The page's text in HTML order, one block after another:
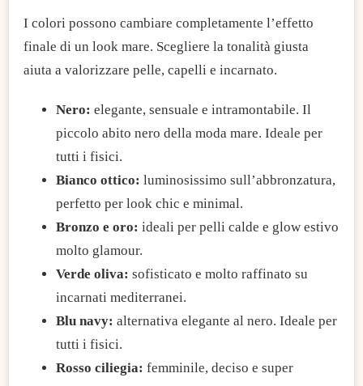
I colori possono cambiare completamente l’effetto
finale di un look mare. Scegliere la tonalità giusta
aiuta a valorizzare pelle, capelli e incarnato.
Nero: elegante, sensuale e intramontabile. Il
piccolo abito nero della moda mare. Ideale per
tutti i fisici.
Bianco ottico: luminosissimo sull’abbronzatura,
perfetto per look chic e minimal.
Bronzo e oro: ideali per pelli calde e glow estivo
molto glamour.
Verde oliva: sofisticato e molto raffinato su
incarnati mediterranei.
Blu navy: alternativa elegante al nero. Ideale per
tutti i fisici.
Rosso ciliegia: femminile, deciso e super